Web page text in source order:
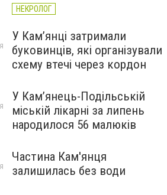
НЕКРОЛОГ
У Кам’янці затримали
буковинців, які організували
схему втечі через кордон
У Кам’янець-Подільській
міській лікарні за липень
народилося 56 малюків
Частина Кам'янця
залишилась без води